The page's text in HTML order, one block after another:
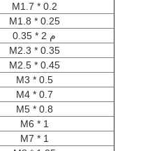
M1.7 * 0.2
M1.8 * 0.25
م 2 * 0.35
M2.3 * 0.35
M2.5 * 0.45
M3 * 0.5
M4 * 0.7
M5 * 0.8
M6 * 1
M7 * 1